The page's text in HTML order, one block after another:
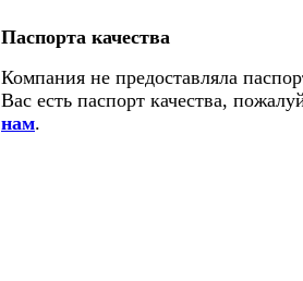
Паспорта качества
Компания не предоставляла
Вас есть паспорт качества,
нам.